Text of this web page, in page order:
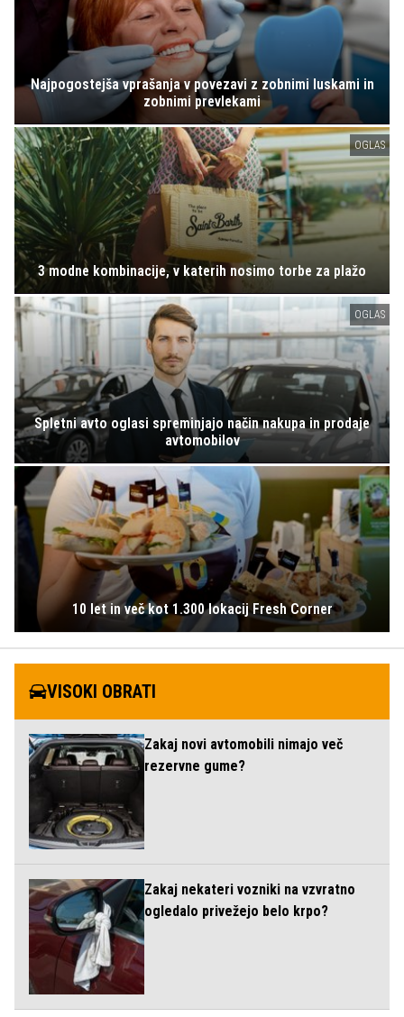
Najpogostejša vprašanja v povezavi z zobnimi luskami in
zobnimi prevlekami
OGLAS
3 modne kombinacije, v katerih nosimo torbe za plažo
OGLAS
Spletni avto oglasi spreminjajo način nakupa in prodaje
avtomobilov
10 let in več kot 1.300 lokacij Fresh Corner
VISOKI OBRATI
Zakaj novi avtomobili nimajo več
rezervne gume?
Zakaj nekateri vozniki na vzvratno
ogledalo privežejo belo krpo?